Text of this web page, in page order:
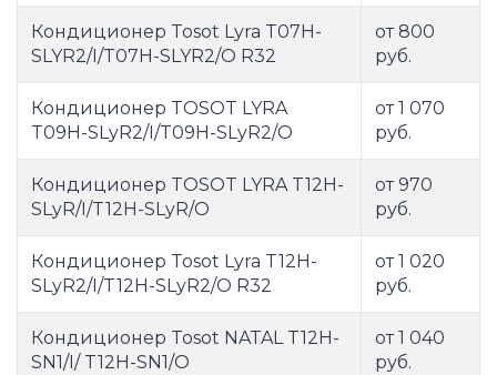
Кондиционер Tosot Lyra T07H-
SLYR2/I/T07H-SLYR2/O R32
от 800
руб.
Кондиционер TOSOT LYRA
T09H-SLyR2/I/T09H-SLyR2/O
от 1 070
руб.
Кондиционер TOSOT LYRA T12H-
SLyR/I/T12H-SLyR/O
от 970
руб.
Кондиционер Tosot Lyra T12H-
SLyR2/I/T12H-SLyR2/O R32
от 1 020
руб.
Кондиционер Tosot NATAL T12H-
SN1/I/ T12H-SN1/O
от 1 040
руб.